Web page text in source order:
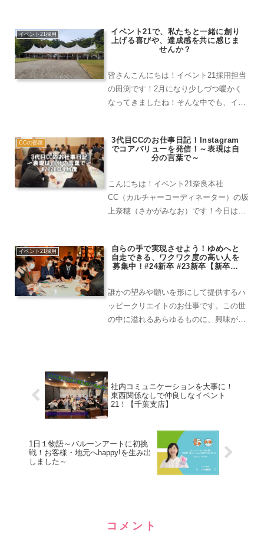
イベント21採用
イベント21で、私たちと一緒に創り
上げる喜びや、達成感を共に感じま
せんか？
皆さんこんにちは！イベント21採用担当
の田渕です！2月になり少しづつ暖かく
なってきましたね！そんな中でも、イベ
に現場などで会場設営などを行う部署）
に所属していますので...
CCの部屋
3代目CCのお仕事日記！Instagram
でコアバリューを発信！～表現は自
分の言葉で～
こんにちは！イベント21奈良本社
CC（カルチャーコーディネーター）の坂
上奈穂（さかがみなお）です！今日は私
ることを探す。コロナウイルスの影響で
外出自粛をすることになり、...
イベント21採用
自らの手で実現させよう！ゆめへと
自走できる、ワクワク度の高い人を
募集中！#24新卒 #23新卒【新卒採
誰かの望みや願いを形にして提供するハ
ッピークリエイトのお仕事です。この世
の中に溢れるあらゆるものに、興味があ
く、イベント21を通じて社会をよりよく
したいという思いを持っている人も存分
に力を発揮できる環境が創り出せます！
社内コミュニケーションを大事に！
東西関係なしで仲良しなイベント
21！【千葉支店】
1日１物語～バルーンアートに初挑
戦！お客様・地元へhappy!を生み出
しました～
コメント